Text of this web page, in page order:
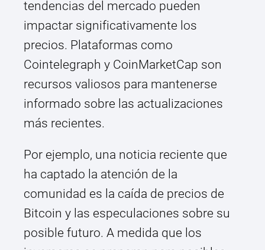
tendencias del mercado pueden
impactar significativamente los
precios. Plataformas como
Cointelegraph y CoinMarketCap son
recursos valiosos para mantenerse
informado sobre las actualizaciones
más recientes.
Por ejemplo, una noticia reciente que
ha captado la atención de la
comunidad es la caída de precios de
Bitcoin y las especulaciones sobre su
posible futuro. A medida que los